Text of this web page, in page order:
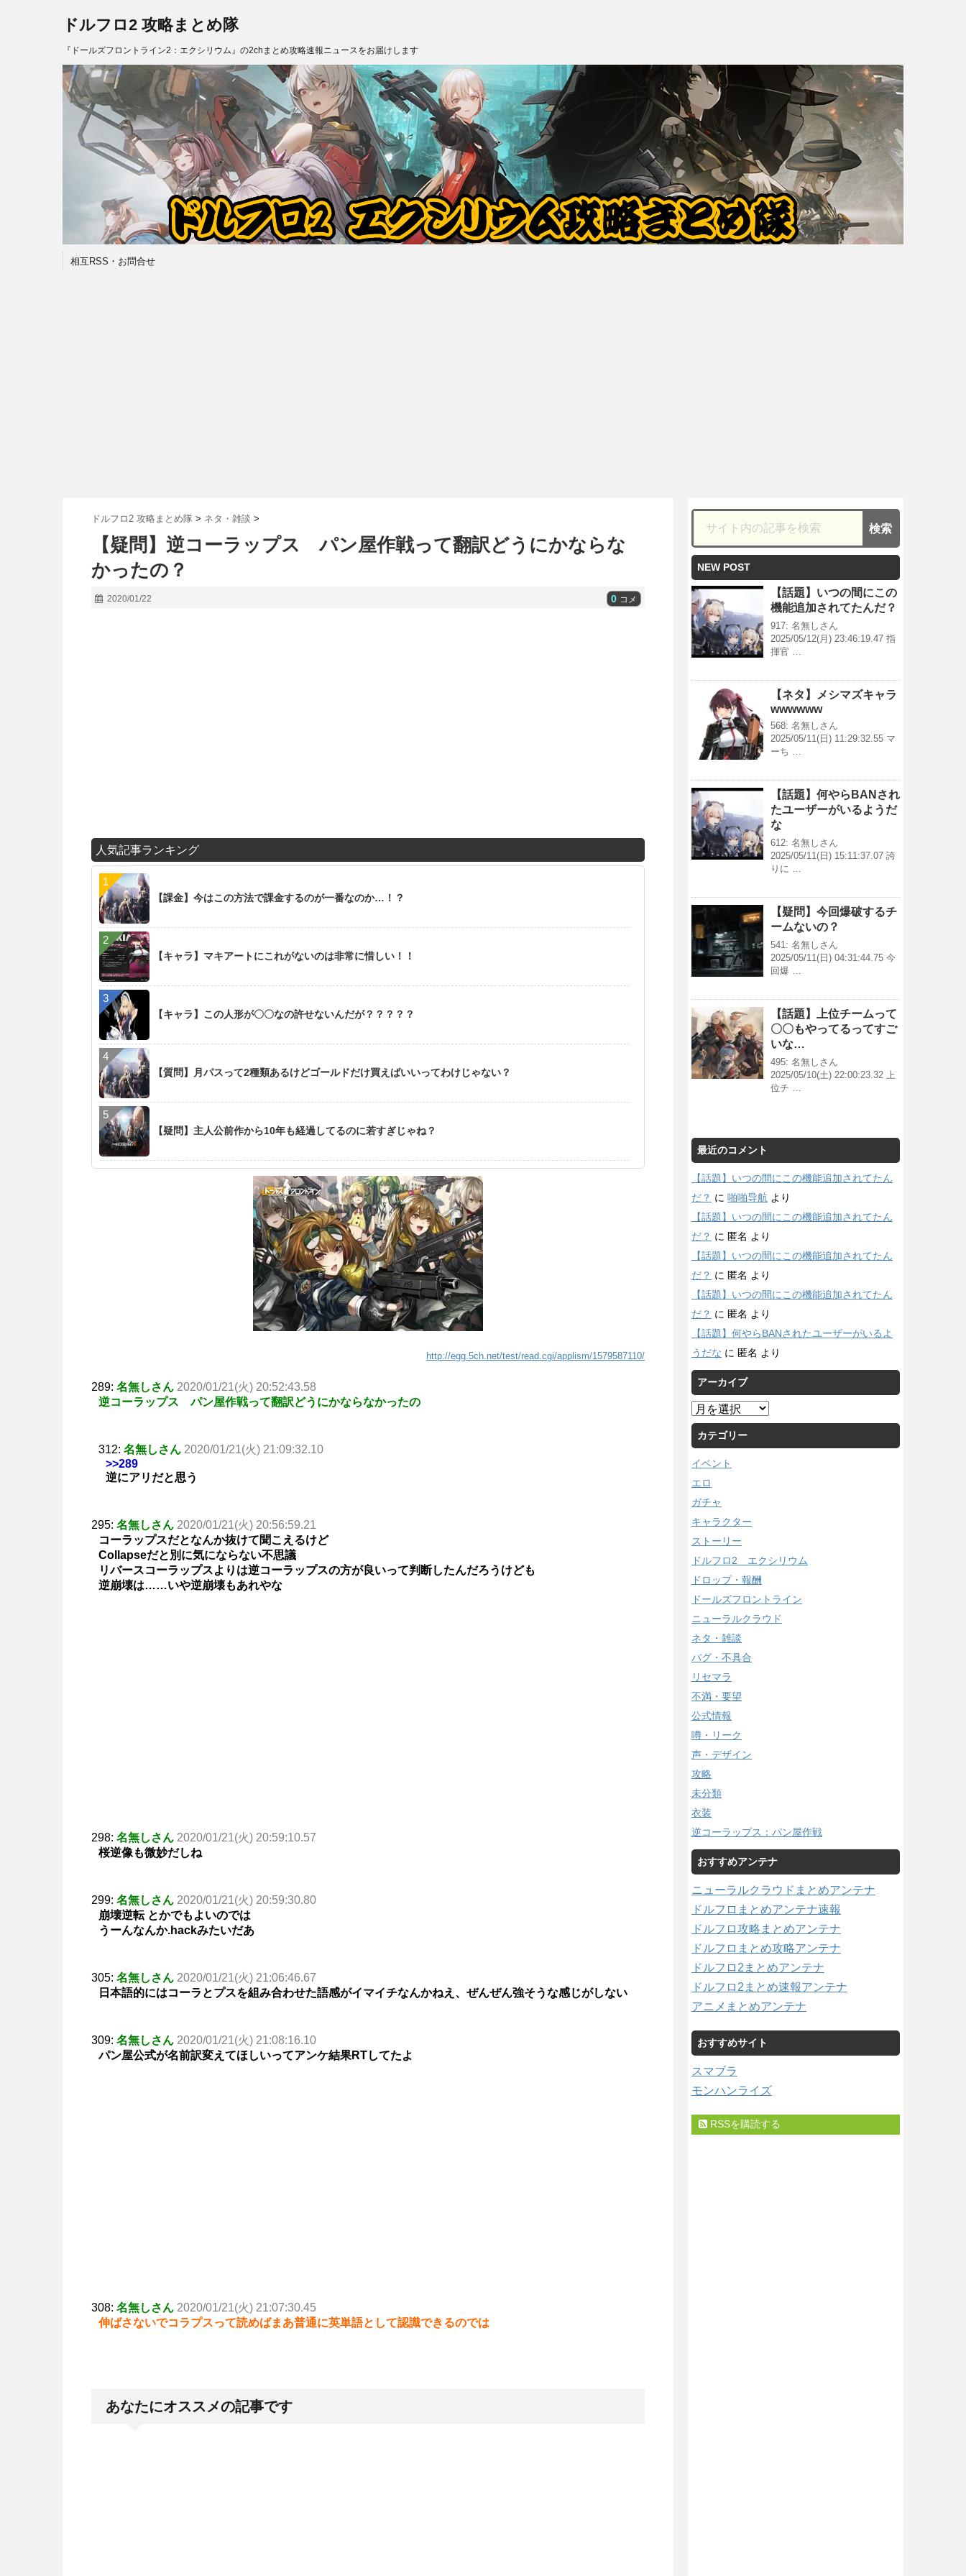
ドルフロ2 攻略まとめ隊
『ドールズフロントライン2：エクシリウム』の2chまとめ攻略速報ニュースをお届けします
相互RSS・お問合せ
ドルフロ2 攻略まとめ隊 > ネタ・雑談 >
【疑問】逆コーラップス パン屋作戦って翻訳どうにかならな
かったの？
2020/01/22 0 コメ
人気記事ランキング
【課金】今はこの方法で課金するのが一番なのか…！？
【キャラ】マキアートにこれがないのは非常に惜しい！！
【キャラ】この人形が〇〇なの許せないんだが？？？？？
【質問】月パスって2種類あるけどゴールドだけ買えばいいってわけじゃない？
【疑問】主人公前作から10年も経過してるのに若すぎじゃね？
http://egg.5ch.net/test/read.cgi/applism/1579587110/
289: 名無しさん 2020/01/21(火) 20:52:43.58
逆コーラップス パン屋作戦って翻訳どうにかならなかったの
312: 名無しさん 2020/01/21(火) 21:09:32.10
>>289
逆にアリだと思う
295: 名無しさん 2020/01/21(火) 20:56:59.21
コーラップスだとなんか抜けて聞こえるけど
Collapseだと別に気にならない不思議
リバースコーラップスよりは逆コーラップスの方が良いって判断したんだろうけども
逆崩壊は……いや逆崩壊もあれやな
298: 名無しさん 2020/01/21(火) 20:59:10.57
桜逆像も微妙だしね
299: 名無しさん 2020/01/21(火) 20:59:30.80
崩壊逆転 とかでもよいのでは
うーんなんか.hackみたいだあ
305: 名無しさん 2020/01/21(火) 21:06:46.67
日本語的にはコーラとプスを組み合わせた語感がイマイチなんかねえ、ぜんぜん強そうな感じがしない
309: 名無しさん 2020/01/21(火) 21:08:16.10
パン屋公式が名前訳変えてほしいってアンケ結果RTしてたよ
308: 名無しさん 2020/01/21(火) 21:07:30.45
伸ばさないでコラプスって読めばまあ普通に英単語として認識できるのでは
あなたにオススメの記事です
NEW POST
【話題】いつの間にこの
機能追加されてたんだ？
917: 名無しさん
2025/05/12(月) 23:46:19.47 指
揮官 …
【ネタ】メシマズキャラ
wwwwww
568: 名無しさん
2025/05/11(日) 11:29:32.55 マ
ーち …
【話題】何やらBANされ
たユーザーがいるようだ
な
612: 名無しさん
2025/05/11(日) 15:11:37.07 誇
りに …
【疑問】今回爆破するチ
ームないの？
541: 名無しさん
2025/05/11(日) 04:31:44.75 今
回爆 …
【話題】上位チームって
〇〇もやってるってすご
いな…
495: 名無しさん
2025/05/10(土) 22:00:23.32 上
位チ …
最近のコメント
【話題】いつの間にこの機能追加されてたん
だ？ に 啪啪导航 より
【話題】いつの間にこの機能追加されてたん
だ？ に 匿名 より
【話題】いつの間にこの機能追加されてたん
だ？ に 匿名 より
【話題】いつの間にこの機能追加されてたん
だ？ に 匿名 より
【話題】何やらBANされたユーザーがいるよ
うだな に 匿名 より
アーカイブ
ア
ー
カ
イ
ブ
カテゴリー
イベント
エロ
ガチャ
キャラクター
ストーリー
ドルフロ2 エクシリウム
ドロップ・報酬
ドールズフロントライン
ニューラルクラウド
ネタ・雑談
バグ・不具合
リセマラ
不満・要望
公式情報
噂・リーク
声・デザイン
攻略
未分類
衣装
逆コーラップス：パン屋作戦
おすすめアンテナ
ニューラルクラウドまとめアンテナ
ドルフロまとめアンテナ速報
ドルフロ攻略まとめアンテナ
ドルフロまとめ攻略アンテナ
ドルフロ2まとめアンテナ
ドルフロ2まとめ速報アンテナ
アニメまとめアンテナ
おすすめサイト
スマブラ
モンハンライズ
RSSを購読する